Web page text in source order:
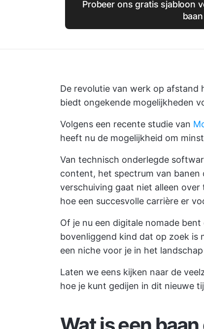
Probeer ons gratis sjabloon
baan
De revolutie van werk op afstand
biedt ongekende mogelijkheden
Volgens een recente studie van
heeft nu de mogelijkheid om
Van technisch onderlegde
content, het spectrum van banen
verschuiving gaat niet alleen
hoe een succesvolle carrière er
Of je nu een digitale nomade
bovenliggend kind dat op zoek is
een niche voor je in het
Laten we eens kijken naar de
hoe je kunt gedijen in dit nieuwe